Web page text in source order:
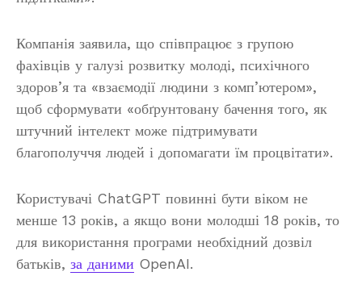
Компанія заявила, що співпрацює з групою
фахівців у галузі розвитку молоді, психічного
здоров’я та «взаємодії людини з комп’ютером»,
щоб сформувати «обґрунтовану бачення того, як
штучний інтелект може підтримувати
благополуччя людей і допомагати їм процвітати».
Користувачі ChatGPT повинні бути віком не
менше 13 років, а якщо вони молодші 18 років, то
для використання програми необхідний дозвіл
батьків, за даними OpenAI.